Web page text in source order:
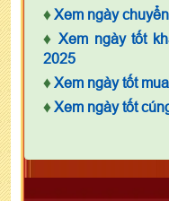
♦ Xem ngày
♦ Xem ngày tốt
2025
♦ Xem ngày tốt
♦ Xem ngày tốt